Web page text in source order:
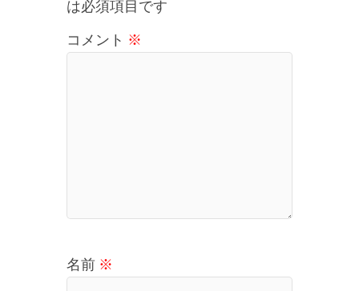
は必須項目です
コメント ※
名前 ※